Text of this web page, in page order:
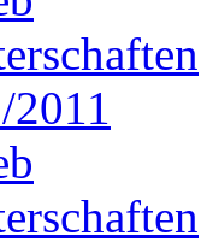
2011